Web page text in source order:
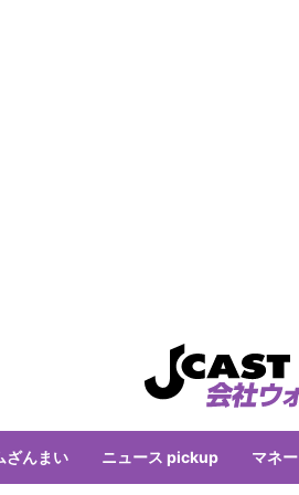
ざんまい ニュース pickup マネー